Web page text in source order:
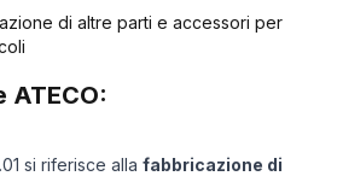
di altre parti e accessori per
ATECO:
si riferisce alla fabbricazione di